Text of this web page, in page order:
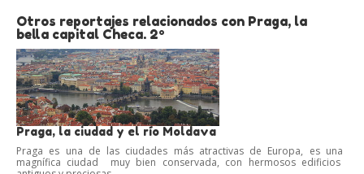
Otros reportajes relacionados con Praga, la
bella capital Checa. 2º
Praga, la ciudad y el río Moldava
Praga es una de las ciudades más atractivas de Europa, es una
magnífica ciudad muy bien conservada, con hermosos edificios